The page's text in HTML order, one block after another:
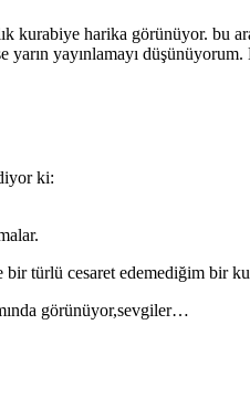
kurabiye harika görünüyor. bu
yarın yayınlamayı
ki:
bir türlü cesaret edemediğim bir
görünüyor,sevgiler…